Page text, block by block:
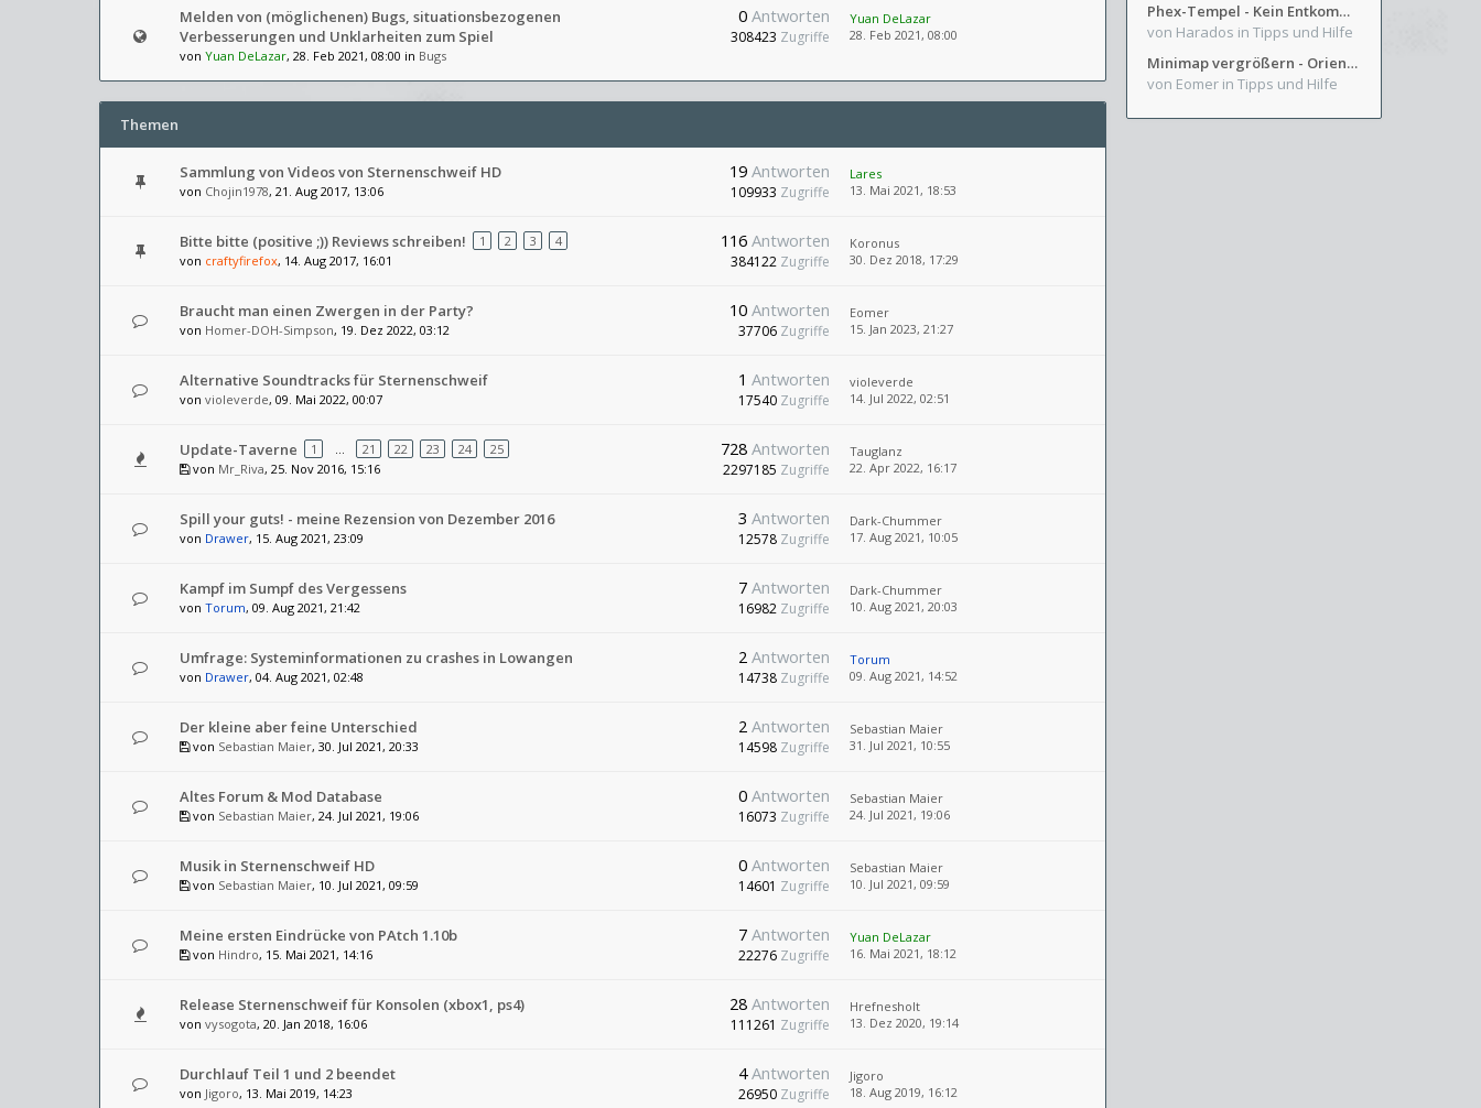
Melden von (möglichenen) Bugs, situationsbezogenen
Verbesserungen und Unklarheiten zum Spiel
von Yuan DeLazar, 28. Feb 2021, 08:00 in Bugs
0 Antworten
308423 Zugriffe
Yuan DeLazar
28. Feb 2021, 08:00
Themen
Sammlung von Videos von Sternenschweif HD
von Chojin1978, 21. Aug 2017, 13:06
19 Antworten
109933 Zugriffe
Lares
13. Mai 2021, 18:53
Bitte bitte (positive ;)) Reviews schreiben! 1 2 3
4
von craftyfirefox, 14. Aug 2017, 16:01
116 Antworten
384122 Zugriffe
Koronus
30. Dez 2018, 17:29
Braucht man einen Zwergen in der Party?
von Homer-DOH-Simpson, 19. Dez 2022, 03:12
10 Antworten
37706 Zugriffe
Eomer
15. Jan 2023, 21:27
Alternative Soundtracks für Sternenschweif
von violeverde, 09. Mai 2022, 00:07
1 Antworten
17540 Zugriffe
violeverde
14. Jul 2022, 02:51
Update-Taverne 1 … 21 22 23 24
25
von Mr_Riva, 25. Nov 2016, 15:16
728 Antworten
2297185 Zugriffe
Tauglanz
22. Apr 2022, 16:17
Spill your guts! - meine Rezension von Dezember 2016
von Drawer, 15. Aug 2021, 23:09
3 Antworten
12578 Zugriffe
Dark-Chummer
17. Aug 2021, 10:05
Kampf im Sumpf des Vergessens
von Torum, 09. Aug 2021, 21:42
7 Antworten
16982 Zugriffe
Dark-Chummer
10. Aug 2021, 20:03
Umfrage: Systeminformationen zu crashes in Lowangen
von Drawer, 04. Aug 2021, 02:48
2 Antworten
14738 Zugriffe
Torum
09. Aug 2021, 14:52
Der kleine aber feine Unterschied
von Sebastian Maier, 30. Jul 2021, 20:33
2 Antworten
14598 Zugriffe
Sebastian Maier
31. Jul 2021, 10:55
Altes Forum & Mod Database
von Sebastian Maier, 24. Jul 2021, 19:06
0 Antworten
16073 Zugriffe
Sebastian Maier
24. Jul 2021, 19:06
Musik in Sternenschweif HD
von Sebastian Maier, 10. Jul 2021, 09:59
0 Antworten
14601 Zugriffe
Sebastian Maier
10. Jul 2021, 09:59
Meine ersten Eindrücke von PAtch 1.10b
von Hindro, 15. Mai 2021, 14:16
7 Antworten
22276 Zugriffe
Yuan DeLazar
16. Mai 2021, 18:12
Release Sternenschweif für Konsolen (xbox1, ps4)
von vysogota, 20. Jan 2018, 16:06
28 Antworten
111261 Zugriffe
Hrefnesholt
13. Dez 2020, 19:14
Durchlauf Teil 1 und 2 beendet
von Jigoro, 13. Mai 2019, 14:23
4Antworten
26950 Zugriffe
Jigoro
18. Aug 2019, 16:12
Phex-Tempel - Kein Entkommen aus Weinkeller/Bibliothek Trakt
von Harados in Tipps und Hilfe
Minimap vergrößern - Orientierung in Blutzinnen
von Eomer in Tipps und Hilfe